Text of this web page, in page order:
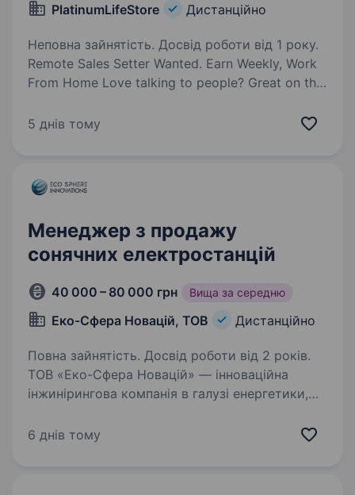
PlatinumLifeStore Дистанційно
Неповна зайнятість. Досвід роботи від 1 року.
Remote Sales Setter Wanted. Earn Weekly, Work
From Home Love talking to people? Great on the
digital marketing agency (websites, graphic
5 днів тому
Менеджер з продажу
сонячних електростанцій
40 000 – 80 000 грн Вища за середню
Еко-Сфера Новацій, ТОВ Дистанційно
Повна зайнятість. Досвід роботи від 2 років.
ТОВ «Еко-Сфера Новацій» — інноваційна
інжинірингова компанія в галузі енергетики,
електростанцій та впровадженні рішень
6 днів тому